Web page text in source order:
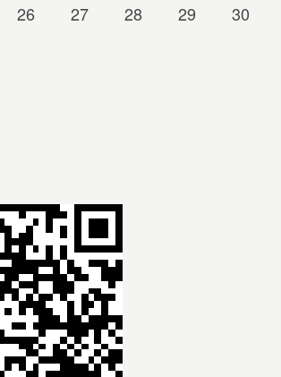
26 27 28 29
30